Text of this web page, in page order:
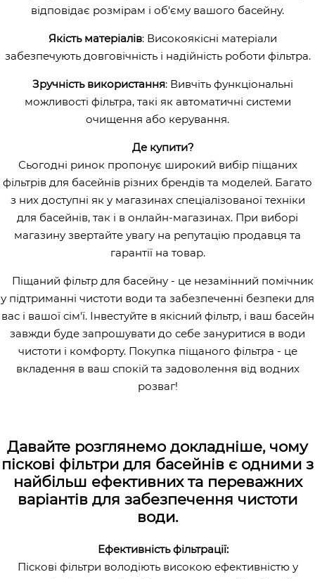
відповідає розмірам і об'єму вашого басейну.
Якість матеріалів: Високоякісні матеріали
забезпечують довговічність і надійність роботи фільтра.
Зручність використання: Вивчіть функціональні
можливості фільтра, такі як автоматичні системи
очищення або керування.
Де купити?
Сьогодні ринок пропонує широкий вибір піщаних
фільтрів для басейнів різних брендів та моделей. Багато
з них доступні як у магазинах спеціалізованої техніки
для басейнів, так і в онлайн-магазинах. При виборі
магазину звертайте увагу на репутацію продавця та
гарантії на товар.
Піщаний фільтр для басейну - це незамінний помічник
у підтриманні чистоти води та забезпеченні безпеки для
вас і вашої сім'ї. Інвестуйте в якісний фільтр, і ваш басейн
завжди буде запрошувати до себе зануритися в води
чистоти і комфорту. Покупка піщаного фільтра - це
вкладення в ваш спокій та задоволення від водних
розваг!
Давайте розглянемо докладніше, чому
піскові фільтри для басейнів є одними з
найбільш ефективних та переважних
варіантів для забезпечення чистоти
води.
Ефективність фільтрації:
Піскові фільтри володіють високою ефективністю у